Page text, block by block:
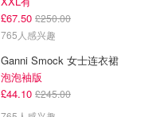
£67.50 £250.00
765人感兴趣
Ganni Smock 女士连衣裙
泡泡袖版
£44.10 £245.00